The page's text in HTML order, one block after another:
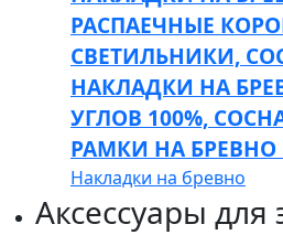
РАСПАЕЧНЫЕ
СВЕТИЛЬНИКИ,
НАКЛАДКИ НА
УГЛОВ 100%,
РАМКИ НА БРЕВНО
Накладки на бревно
Аксессуары для